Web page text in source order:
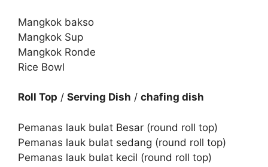
Mangkok bakso
Mangkok Sup
Mangkok Ronde
Rice Bowl
Roll Top / Serving Dish / chafing dish
Pemanas lauk bulat Besar (round roll top)
Pemanas lauk bulat sedang (round roll top)
Pemanas lauk bulat kecil (round roll top)